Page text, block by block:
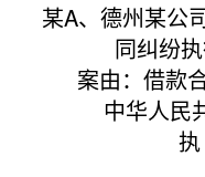
某A、德州某公
同纠纷
案由： 借款
中华人民